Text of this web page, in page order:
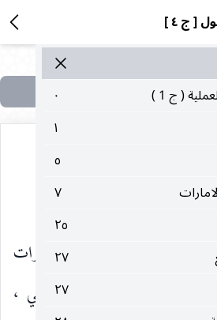
[ ج ٤ ]
( ج 1 )
٠
١
٥
٧
٢٥
٢٧
٢٧
قيام الأمارة مقامه
القطع وقيام الأمارات
إلى الطريقي والموضوعي ،